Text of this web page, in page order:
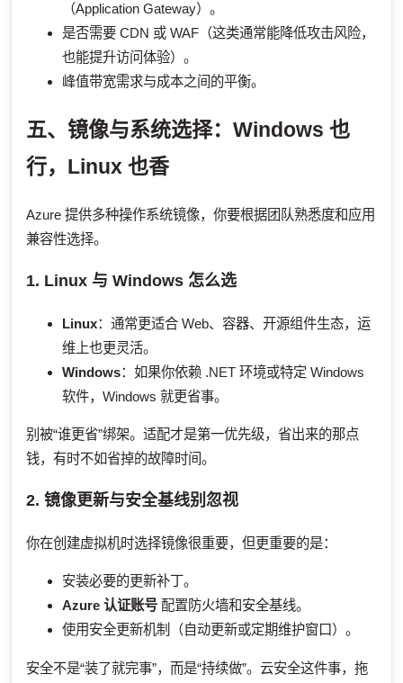
（Application Gateway）。
是否需要 CDN 或 WAF（这类通常能降低攻击风险，
也能提升访问体验）。
峰值带宽需求与成本之间的平衡。
五、镜像与系统选择：Windows 也
行，Linux 也香
Azure 提供多种操作系统镜像，你要根据团队熟悉度和应用
兼容性选择。
1. Linux 与 Windows 怎么选
Linux：通常更适合 Web、容器、开源组件生态，运
维上也更灵活。
Windows：如果你依赖 .NET 环境或特定 Windows
软件，Windows 就更省事。
别被“谁更省”绑架。适配才是第一优先级，省出来的那点
钱，有时不如省掉的故障时间。
2. 镜像更新与安全基线别忽视
你在创建虚拟机时选择镜像很重要，但更重要的是：
安装必要的更新补丁。
Azure 认证账号 配置防火墙和安全基线。
使用安全更新机制（自动更新或定期维护窗口）。
安全不是“装了就完事”，而是“持续做”。云安全这件事，拖